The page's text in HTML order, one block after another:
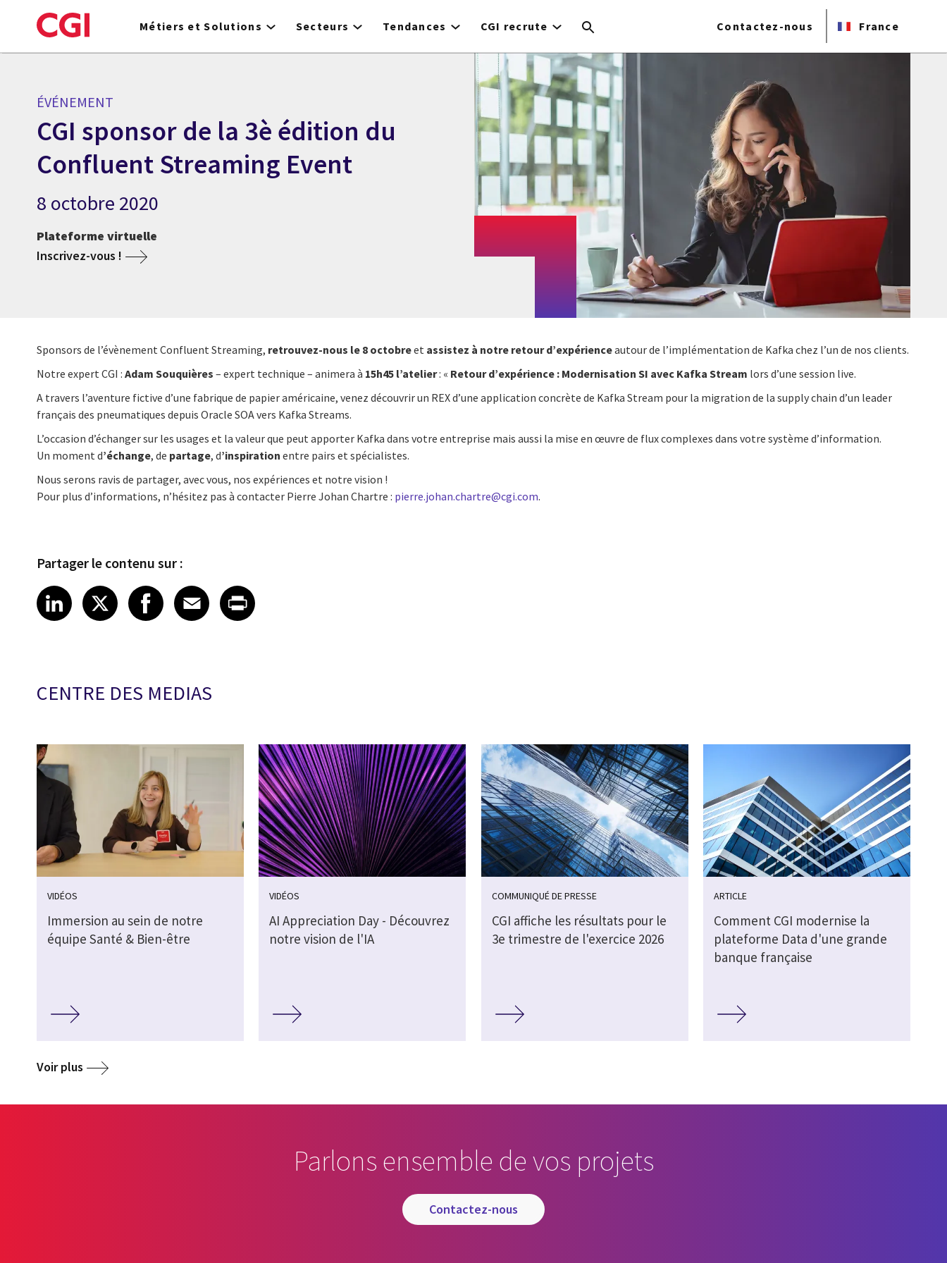
to
Métiers et Solutions Secteurs Tendances CGI recrute Contactez-nous France
ÉVÉNEMENT
CGI sponsor de la 3è édition du
Confluent Streaming Event
8 octobre 2020
Plateforme virtuelle
Inscrivez-vous !
Sponsors de l’évènement Confluent Streaming, retrouvez-nous le 8 octobreet assistez à notre retour d’expérienceautour de l’implémentation de Kafka chez l’un de nos clients.
Notre expert CGI : Adam Souquières – expert technique – animera à 15h45 l’atelier: « Retour d’expérience : Modernisation SI avec Kafka Stream lors d’une session live.
A travers l’aventure fictive d’une fabrique de papier américaine, venez découvrir un REX d’une application concrète de Kafka Stream pour la migration de la supply chain d’un leader
français des pneumatiques depuis Oracle SOA vers Kafka Streams.
L’occasion d’échanger sur les usages et la valeur que peut apporter Kafka dans votre entreprise mais aussi la mise en œuvre de flux complexes dans votre système d’information.
Un moment d’échange, de partage, d’inspiration entre pairs et spécialistes.
Nous serons ravis de partager, avec vous, nos expériences et notre vision !
Pour plus d’informations, n’hésitez pas à contacter Pierre Johan Chartre : pierre.johan.chartre@cgi.com.
Partager le contenu sur :
Share article on LinkedIn
LinkedIn
Share article on X
XShare article on Facebook
Facebook
Share article on Email
Email
Share article on Print
CENTRE DES MEDIAS
VIDÉOS
Immersion au sein de notre
équipe Santé & Bien-être
VIDÉOS
AI Appreciation Day - Découvrez
notre vision de l'IA
COMMUNIQUÉ DE PRESSE
CGI affiche les résultats pour le
3e trimestre de l'exercice 2026
ARTICLE
Comment CGI modernise la
plateforme Data d'une grande
banque française
Voir plus
Parlons ensemble de vos projets
contactez-nous